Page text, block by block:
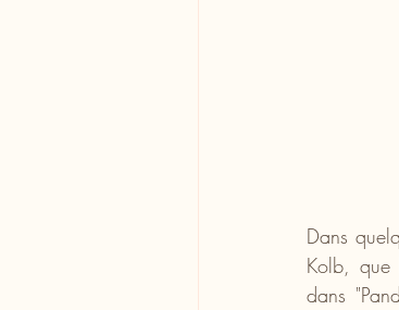
Dans
Kolb, que
dans